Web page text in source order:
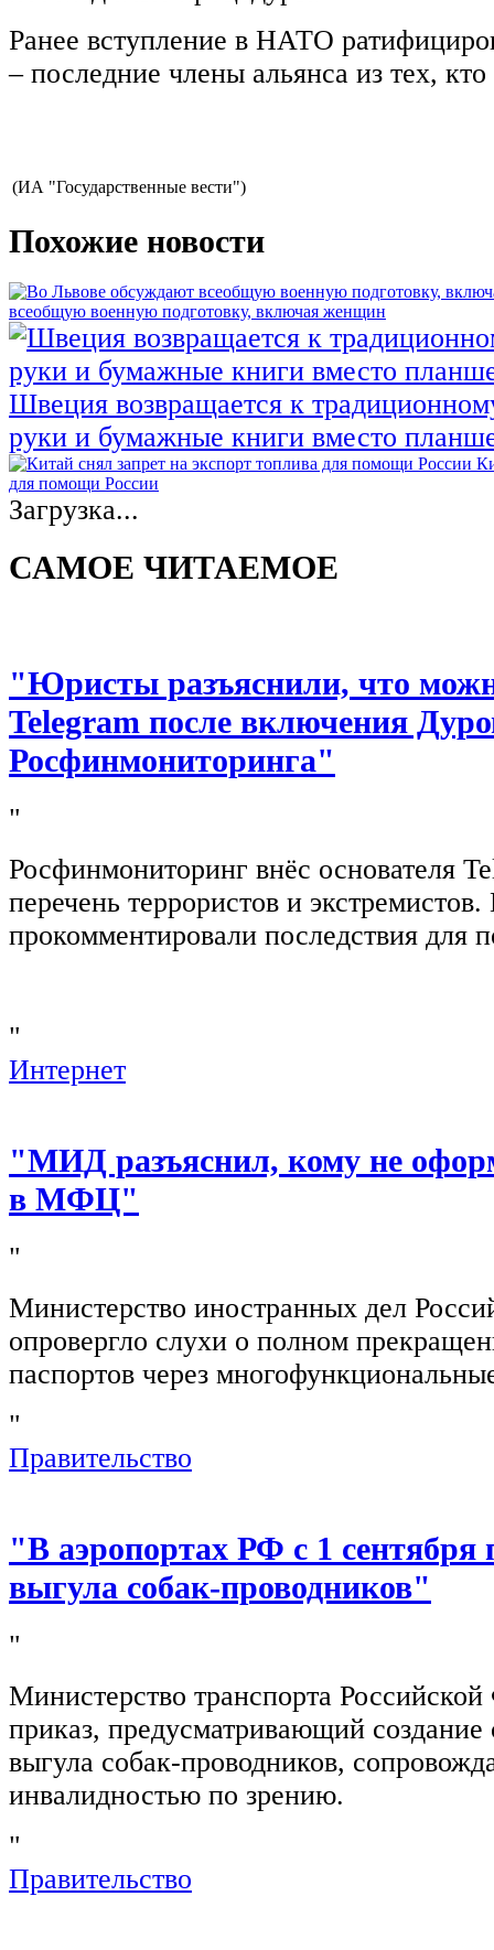
Ранее вступление в НАТО
– последние члены альянса из тех, кто
(ИА "Государственные вести")
Похожие новости
всеобщую военную подготовку, включая женщин
Швеция возвращается к
руки и бумажные книги вместо
для помощи России
Загрузка...
САМОЕ ЧИТАЕМОЕ
"Юристы разъяснили, что
Telegram после включения
Росфинмониторинга"
"
Росфинмониторинг внёс основателя
перечень террористов и
прокомментировали последствия для
"
Интернет
"МИД разъяснил, кому не
в МФЦ"
"
Министерство иностранных дел
опровергло слухи о полном
паспортов через
"
Правительство
"В аэропортах РФ с 1 сентября
выгула собак-проводников"
"
Министерство транспорта
приказ, предусматривающий создание
выгула собак-проводников,
инвалидностью по зрению.
"
Правительство